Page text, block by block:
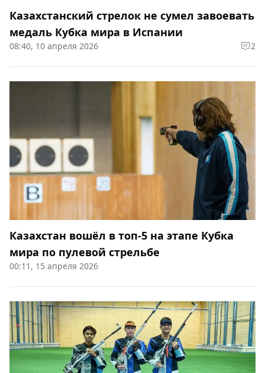
Казахстанский стрелок не сумел завоевать
медаль Кубка мира в Испании
08:40, 10 апреля 2026 2
Казахстан вошёл в топ-5 на этапе Кубка
мира по пулевой стрельбе
00:11, 15 апреля 2026